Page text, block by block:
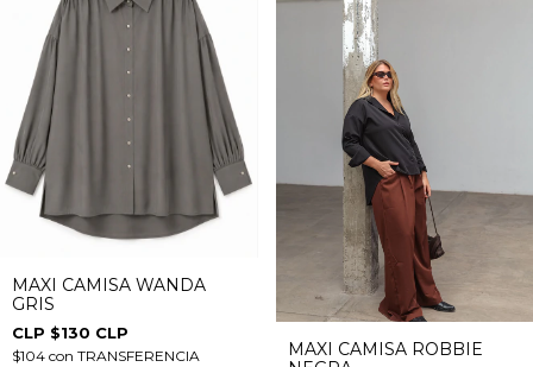
MAXI CAMISA WANDA
GRIS
$130 CLP
$104 con TRANSFERENCIA
MAXI CAMISA ROBBIE